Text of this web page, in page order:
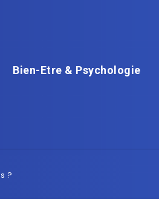
Bien-Etre & Psychologie
?